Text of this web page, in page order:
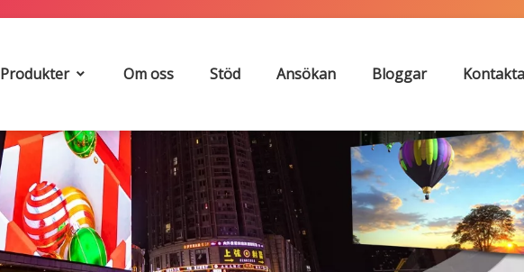
Produkter Om oss Stöd Ansökan Bloggar